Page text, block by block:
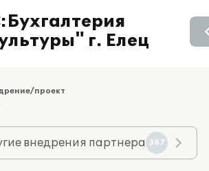
г. Елец
проект
внедрения партнера 387